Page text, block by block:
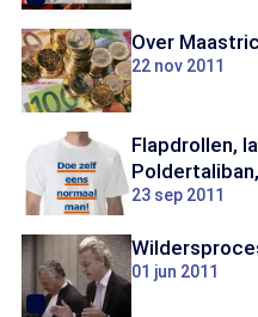
Over
22 nov 2011
Flapdrollen,
23 sep 2011
01 jun 2011